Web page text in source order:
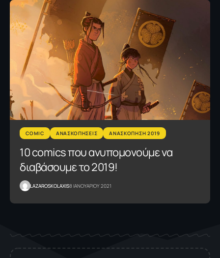
COMIC ΑΝΑΣΚΟΠΗΣΕΙΣ ΑΝΑΣΚΟΠΗΣΗ 2019
10 comics που ανυπομονούμε να
διαβάσουμε το 2019!
LAZAROSKOLAXIS8 ΙΑΝΟΥΑΡΙΟΥ 2021